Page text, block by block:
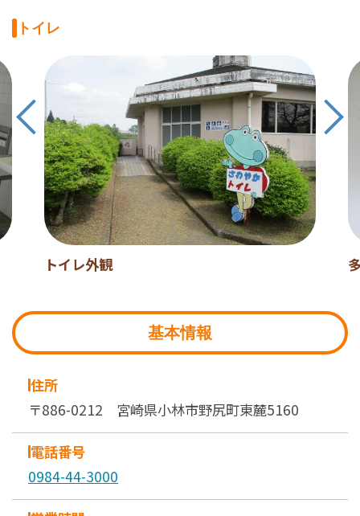
トイレ
トイレ外観
基本情報
住所
〒886-0212 宮崎県小林市野尻町東麓5160
電話番号
0984-44-3000